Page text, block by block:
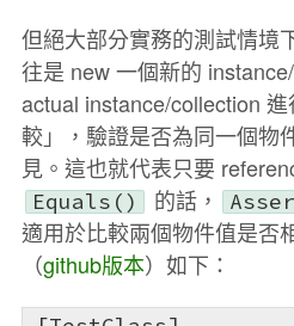
但絕大部分實務的測試情境
往是 new 一個新的
actual instance/collection
較」，驗證是否為同一個物
見。這也就代表只要
Equals() 的話，
適用於比較兩個物件值是否
（github版本）如下：